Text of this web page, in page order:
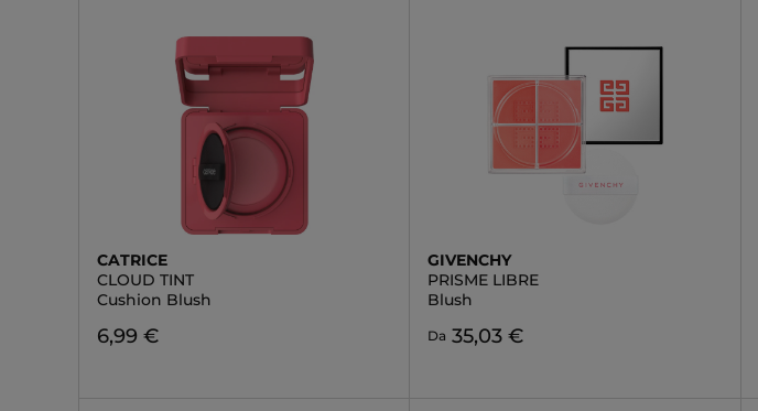
CATRICE
CLOUD TINT
Cushion Blush
6,99 €
GIVENCHY
PRISME LIBRE
Blush
Da 35,03 €